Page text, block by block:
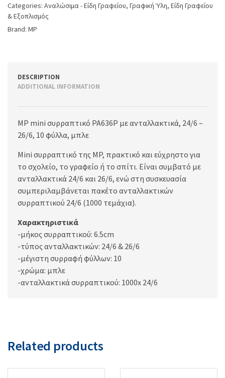
Categories: Αναλώσιμα - Είδη Γραφείου, Γραφική Ύλη, Είδη Γραφείου
& Εξοπλισμός
Brand: MP
DESCRIPTION
ADDITIONAL INFORMATION
MP mini συρραπτικό PA636P με ανταλλακτικά, 24/6 –
26/6, 10 φύλλα, μπλε
Mini συρραπτικό της MP, πρακτικό και εύχρηστο για
το σχολείο, το γραφείο ή το σπίτι. Είναι συμβατό με
ανταλλακτικά 24/6 και 26/6, ενώ στη συσκευασία
συμπεριλαμβάνεται πακέτο ανταλλακτικών
συρραπτικού 24/6 (1000 τεμάχια).
Χαρακτηριστικά
-μήκος συρραπτικού: 6.5cm
-τύπος ανταλλακτικών: 24/6 & 26/6
-μέγιστη συρραφή φύλλων: 10
-χρώμα: μπλε
-ανταλλακτικά συρραπτικού: 1000x 24/6
Related products